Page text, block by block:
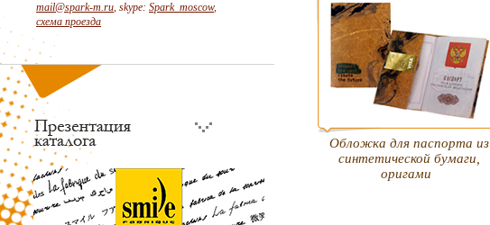
mail@spark-m.ru, skype: Spark_moscow,
схема проезда
Обложка для паспорта из
синтетической бумаги,
оригами